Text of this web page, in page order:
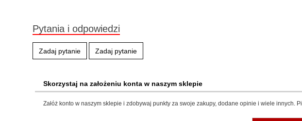
Pytania i odpowiedzi
Zadaj pytanie Zadaj pytanie
Skorzystaj na założeniu konta w naszym sklepie
Załóż konto w naszym sklepie i zdobywaj punkty za swoje zakupy, dodane opinie i wiele innych.